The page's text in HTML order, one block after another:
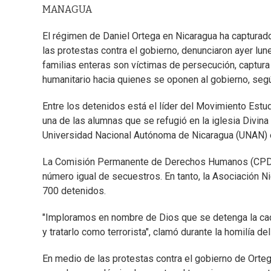
MANAGUA
El régimen de Daniel Ortega en Nicaragua ha
las protestas contra el gobierno, denunciaron ayer
familias enteras son víctimas de persecución,
humanitario hacia quienes se oponen al gobierno,
Entre los detenidos está el líder del Movimiento
una de las alumnas que se refugió en la iglesia
Universidad Nacional Autónoma de Nicaragua
La Comisión Permanente de Derechos Humanos
número igual de secuestros. En tanto, la Asociación
700 detenidos.
"Imploramos en nombre de Dios que se detenga la
y tratarlo como terrorista", clamó durante la homilía
En medio de las protestas contra el gobierno de